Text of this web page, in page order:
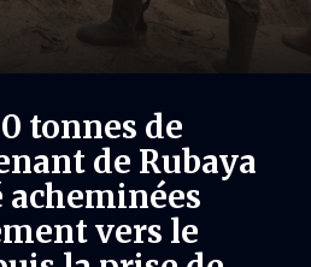
tonnes de
de Rubaya
vers le